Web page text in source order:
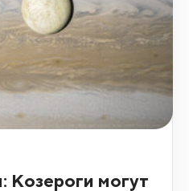
Козероги могут